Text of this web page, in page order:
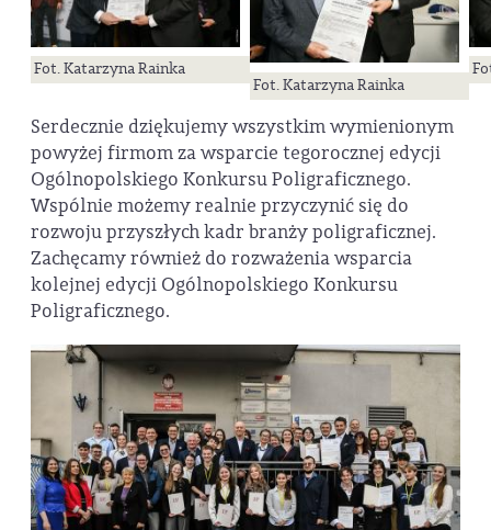
Fot. Katarzyna Rainka
Fot. Katarzyna Rainka
Serdecznie dziękujemy wszystkim wymienionym
powyżej firmom za wsparcie tegorocznej edycji
Ogólnopolskiego Konkursu Poligraficznego.
Wspólnie możemy realnie przyczynić się do
rozwoju przyszłych kadr branży poligraficznej.
Zachęcamy również do rozważenia wsparcia
kolejnej edycji Ogólnopolskiego Konkursu
Poligraficznego.